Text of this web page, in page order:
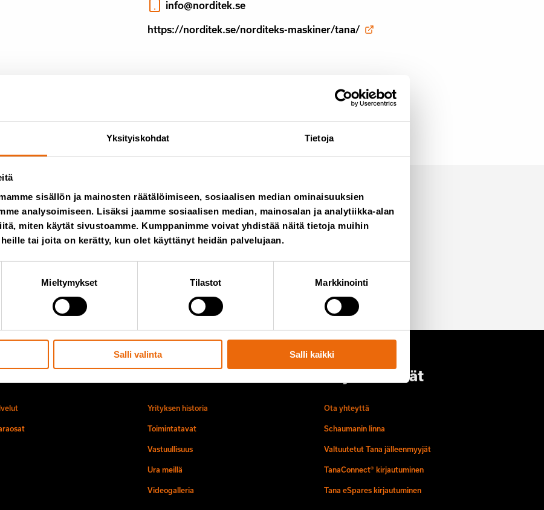
Yksityiskohdat Tietoja
sisällön ja mainosten räätälöimiseen, sosiaalisen median ominaisuuksien
analysoimiseen. Lisäksi jaamme sosiaalisen median, mainosalan ja analytiikka-alan
miten käytät sivustoamme. Kumppanimme voivat yhdistää näitä tietoja muihin
tai joita on kerätty, kun olet käyttänyt heidän palvelujaan.
Mieltymykset Tilastot Markkinointi
Salli valinta Salli kaikki
info@norditek.se
https://norditek.se/norditeks-maskiner/tana/
Tanalta
postitse.
Lisää minut postituslistalle
Yrityksen historia
Toimintatavat
Vastuullisuus
Ura meillä
Videogalleria
Löydä meidät
Ota yhteyttä
Schaumanin linna
Valtuutetut Tana jälleenmyyjät
TanaConnect® kirjautuminen
Tana eSpares kirjautuminen